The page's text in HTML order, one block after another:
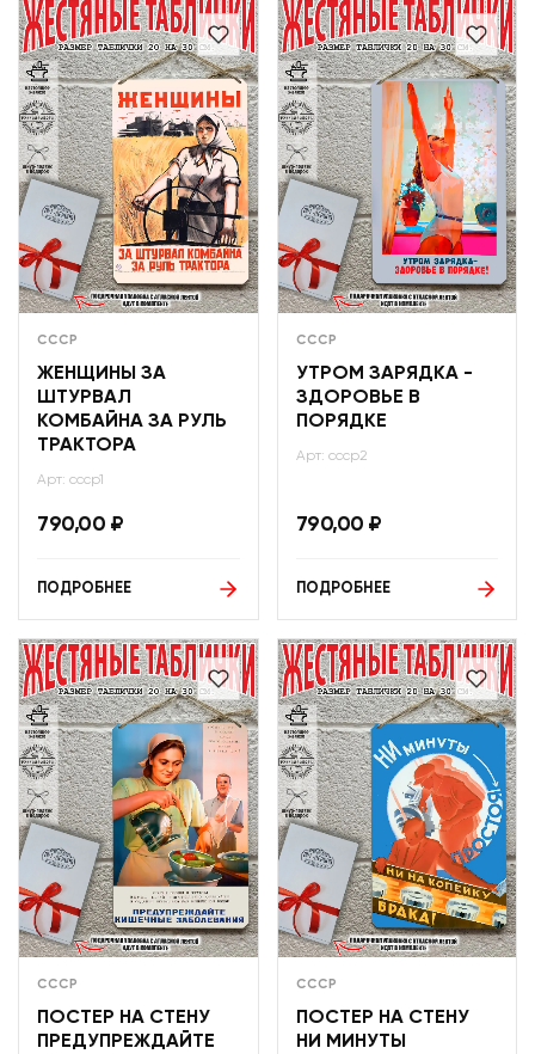
СССР
ЖЕНЩИНЫ ЗА
ШТУРВАЛ
КОМБАЙНА ЗА РУЛЬ
ТРАКТОРА
Арт: ссср1
790,00 ₽
ПОДРОБНЕЕ
СССР
УТРОМ ЗАРЯДКА -
ЗДОРОВЬЕ В
ПОРЯДКЕ
Арт: ссср2
790,00 ₽
ПОДРОБНЕЕ
СССР
ПОСТЕР НА СТЕНУ
ПРЕДУПРЕЖДАЙТЕ
СССР
ПОСТЕР НА СТЕНУ
НИ МИНУТЫ